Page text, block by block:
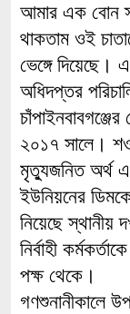
আমার এক বোন
থাকতাম ওই
ভেঙ্গে
অধিদপ্তর
২০১৭ সালে।
মৃত্যুজনিত অর্থ
ইউনিয়নের
নিয়েছে স্থানীয়
নির্বাহী
পক্ষ থেকে।
গণশুনানীকালে